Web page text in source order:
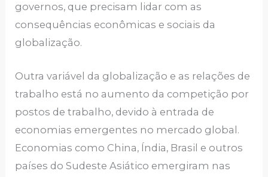
governos, que precisam lidar com as
consequências econômicas e sociais da
globalização.
Outra variável da globalização e as relações de
trabalho está no aumento da competição por
postos de trabalho, devido à entrada de
economias emergentes no mercado global.
Economias como China, Índia, Brasil e outros
países do Sudeste Asiático emergiram nas